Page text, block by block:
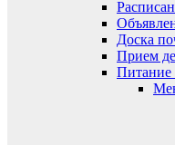
Доска
Прием
Питание